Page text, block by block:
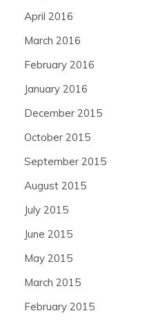
April 2016
March 2016
February 2016
January 2016
December 2015
October 2015
September 2015
August 2015
July 2015
June 2015
May 2015
March 2015
February 2015